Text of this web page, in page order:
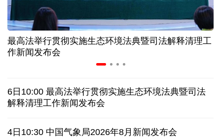
AI客服承诺不实、人工客服接入困难 中消协回应
数据有了“身份证” 我国正稳步推进数据产权登记
白宫否认特朗普与赫格塞思因弹药库存短缺发生争执
美媒称美国增派人手 在古巴加大力度开展情报活动
最高法举行贯彻实施生态环境法典暨司法解释清理工
作新闻发布会
6日10:00 最高法举行贯彻实施生态环境法典暨司法
解释清理工作新闻发布会
4日10:30 中国气象局2026年8月新闻发布会